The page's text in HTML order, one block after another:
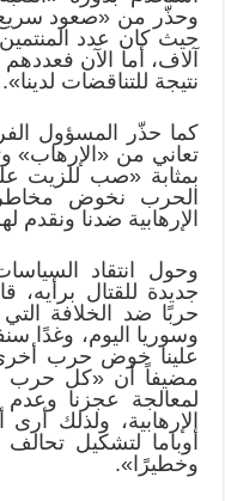
وحذّر من «صعود سريع
حيث كان عدد
نتيجة للتناقضات لدينا».
كما حذّر المسؤول
تعاني من «الإرهاب»
بمثابة «صب للزيت
الحرب نخوض
الإرهابية ضدنا ونقدم
وحول انتقاد
جديدة للقتال
حربًا ضد الخلافة
وسوريا اليوم، وغدًا
علينا خوض حرب أخرى
مضيفاً أن «كل حرب
لمعالجة عجزنا وعدم
الإرهابية، ولذلك
أوباما لتشكيل
وخطيرًا».